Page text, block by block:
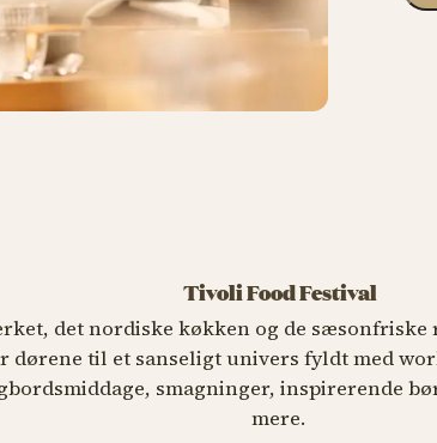
Tivoli Food Festival
det nordiske køkken og de sæsonfriske
dørene til et sanseligt univers fyldt med
smagninger, inspirerende
mere.